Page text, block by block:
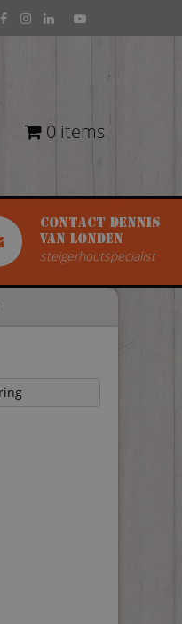
Contact Dennis
van Londen
steigerhoutspecialist
0 items